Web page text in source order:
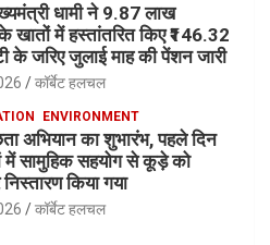
धामी ने 9.87 लाख
खातों में हस्तांतरित किए ₹146.32
के जरिए जुलाई माह की पेंशन जारी
कॉर्बेट हलचल
ENVIRONMENT
अभियान का शुभारंभ, पहले दिन
में सामुहिक सहयोग से कूड़े को
किया गया
कॉर्बेट हलचल